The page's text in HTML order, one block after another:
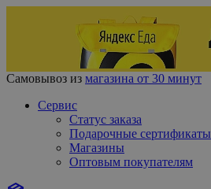
Самовывоз из магазина от 30 минут
Сервис
Статус заказа
Подарочные сертификаты
Магазины
Оптовым покупателям